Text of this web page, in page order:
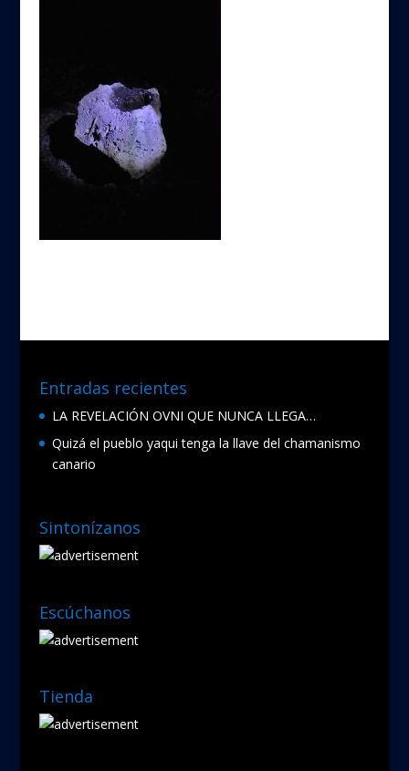
Entradas recientes
LA REVELACIÓN OVNI QUE NUNCA LLEGA…
Quizá el pueblo yaqui tenga la llave del chamanismo
canario
Sintonízanos
Escúchanos
Tienda